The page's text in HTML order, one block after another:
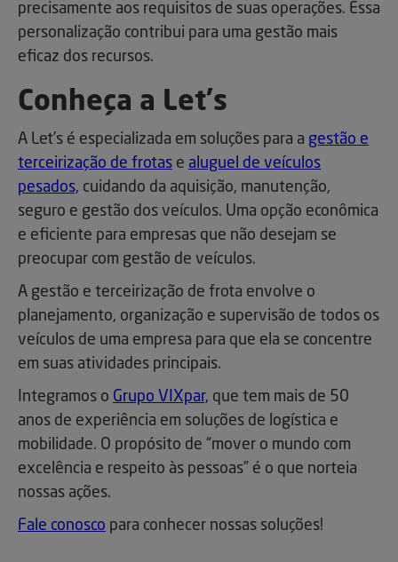
precisamente aos requisitos de suas operações. Essa
personalização contribui para uma gestão mais
eficaz dos recursos.
Conheça a Let's
A Let’s é especializada em soluções para a gestão e
terceirização de frotas e aluguel de veículos
pesados, cuidando da aquisição, manutenção,
seguro e gestão dos veículos. Uma opção econômica
e eficiente para empresas que não desejam se
preocupar com gestão de veículos.
A gestão e terceirização de frota envolve o
planejamento, organização e supervisão de todos os
veículos de uma empresa para que ela se concentre
em suas atividades principais.
Integramos o Grupo VIXpar, que tem mais de 50
anos de experiência em soluções de logística e
mobilidade. O propósito de “mover o mundo com
excelência e respeito às pessoas” é o que norteia
nossas ações.
Fale conosco para conhecer nossas soluções!